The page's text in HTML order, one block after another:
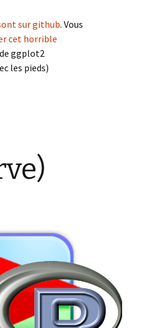
sur github. Vous
cet horrible
de ggplot2
les pieds)